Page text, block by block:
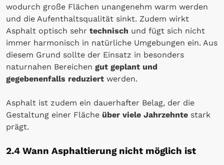
wodurch große Flächen unangenehm warm werden
und die Aufenthaltsqualität sinkt. Zudem wirkt
Asphalt optisch sehr technisch und fügt sich nicht
immer harmonisch in natürliche Umgebungen ein. Aus
diesem Grund sollte der Einsatz in besonders
naturnahen Bereichen gut geplant und
gegebenenfalls reduziert werden.
Asphalt ist zudem ein dauerhafter Belag, der die
Gestaltung einer Fläche über viele Jahrzehnte stark
prägt.
2.4 Wann Asphaltierung nicht möglich ist